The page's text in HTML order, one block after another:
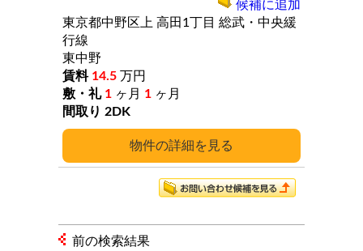
詳細
東京都中野区上 高田1丁目 総武・中央緩
行線
東中野
14.5 万円
1 ヶ月 1 ヶ月
2DK
候補に追加
前の検索結果